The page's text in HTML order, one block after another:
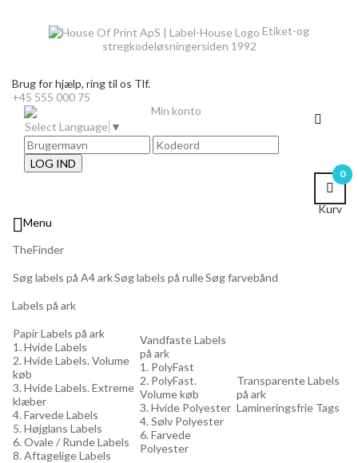
Etiket-og
stregkodeløsningersiden 1992
Brug for hjælp, ring til os Tlf.
+45 555 000 75
Select Language ▼
LOG IND
0
Kurv
Min konto
Menu
TheFinder
Søg labels på A4 arkSøg labels på rulleSøg farvebånd
Labels på ark
Papir Labels på ark
1. Hvide Labels
2. Hvide Labels. Volume
køb
3. Hvide Labels. Extreme
klæber
4. Farvede Labels
5. Højglans Labels
6. Ovale / Runde Labels
8. Aftagelige Labels
Vandfaste Labels
på ark
1. PolyFast
2. PolyFast.
Volume køb
3. Hvide Polyester
4. Sølv Polyester
6. Farvede
Polyester
Transparente Labels
på ark
Lamineringsfrie Tags